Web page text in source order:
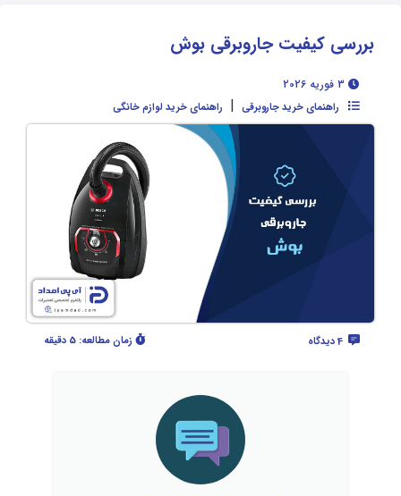
بررسی کیفیت جاروبرقی بوش
راهنمای خرید جاروبرقی | راهنمای خرید لوازم خانگی
زمان مطالعه: 5 دقیقه